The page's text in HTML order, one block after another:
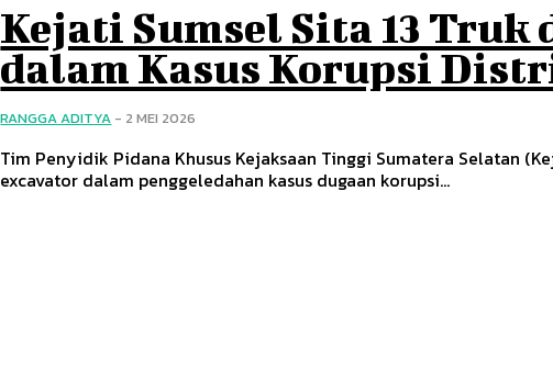
Kejati Sumsel Sita 13 Truk
dalam Kasus Korupsi
RANGGA ADITYA - 2 MEI 2026
Tim Penyidik Pidana Khusus Kejaksaan Tinggi Sumatera Selatan
excavator dalam penggeledahan kasus dugaan korupsi...